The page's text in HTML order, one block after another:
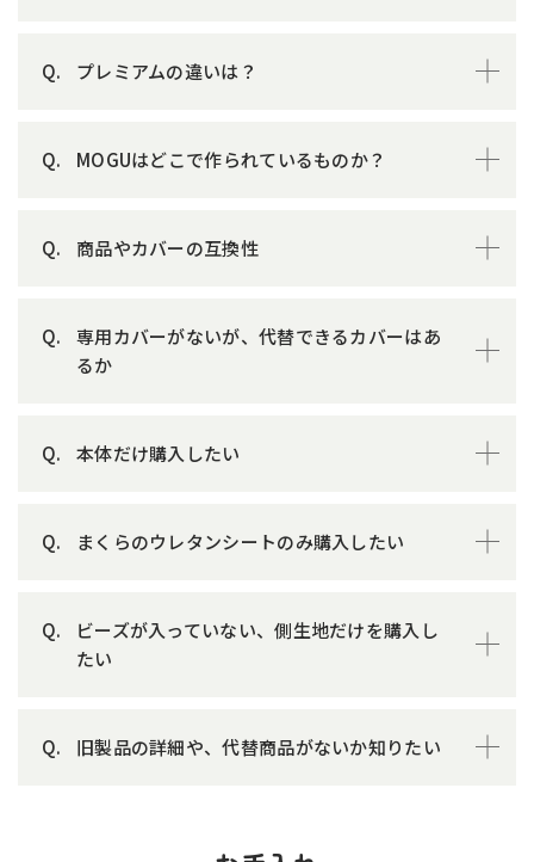
プレミアムの違いは？
MOGUはどこで作られているものか？
商品やカバーの互換性
専用カバーがないが、代替できるカバーはあ
るか
本体だけ購入したい
まくらのウレタンシートのみ購入したい
ビーズが入っていない、側生地だけを購入し
たい
旧製品の詳細や、代替商品がないか知りたい